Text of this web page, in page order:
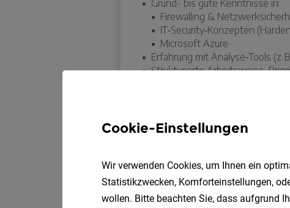
Cookie-Einstellungen
Wir verwenden Cookies, um Ihnen ein
Statistikzwecken, Komforteinstellungen,
wollen. Bitte beachten Sie, dass aufgrund